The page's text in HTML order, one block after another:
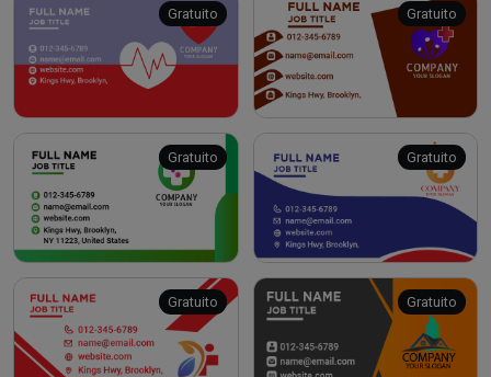
Gratuito Gratuito
Gratuito Gratuito
Gratuito Gratuito